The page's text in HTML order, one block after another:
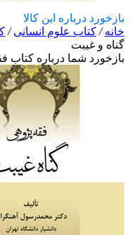
بازخورد درباره این کالا
خانه/ کتاب علوم انسانی/
گناه و غیبت
بازخورد شما درباره کتاب